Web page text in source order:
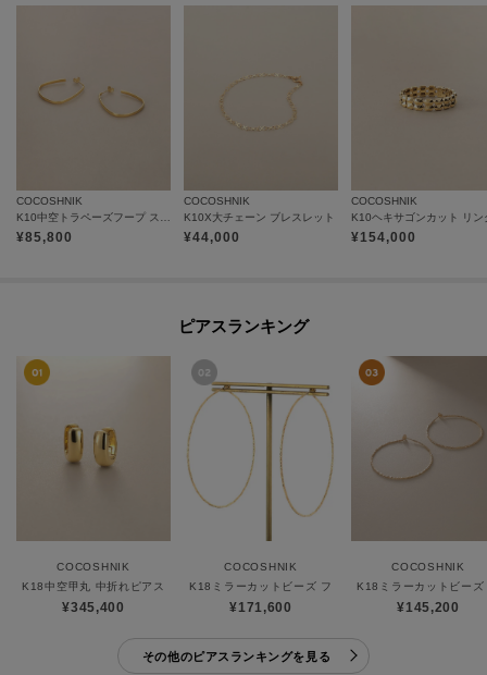
COCOSHNIK
¥85,800
COCOSHNIK
K10X大チェーン ブレスレット
¥44,000
COCOSHNIK
K10ヘキサゴンカット リン
¥154,000
ピアスランキング
COCOSHNIK
K18中空甲丸 中折れピアス
¥345,400
COCOSHNIK
K18ミラーカットビーズ フープピアス（大）
¥171,600
COCOSHNIK
K18ミラーカットビー
¥145,200
その他のピアスランキングを見る